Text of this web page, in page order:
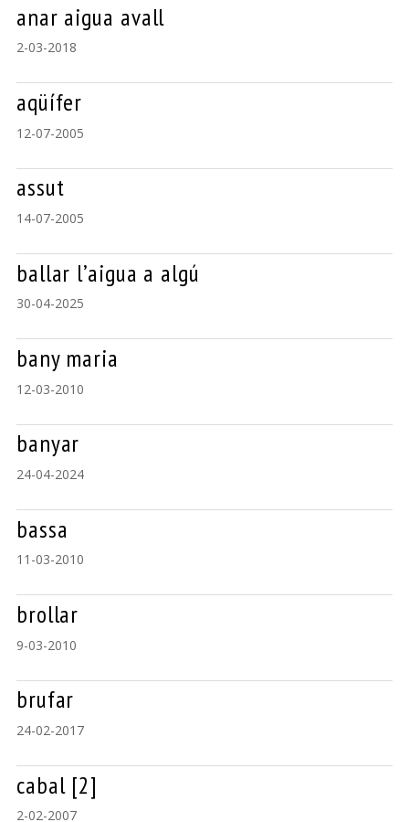
anar aigua avall
2-03-2018
aqüífer
12-07-2005
assut
14-07-2005
ballar l’aigua a algú
30-04-2025
bany maria
12-03-2010
banyar
24-04-2024
bassa
11-03-2010
brollar
9-03-2010
brufar
24-02-2017
cabal [2]
2-02-2007